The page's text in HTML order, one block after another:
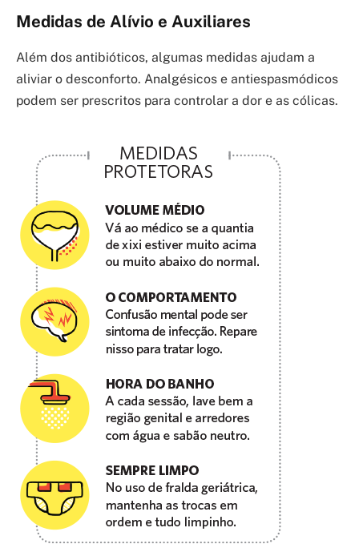
Medidas de Alívio e Auxiliares
Além dos antibióticos, algumas medidas ajudam a
aliviar o desconforto. Analgésicos e antiespasmódicos
podem ser prescritos para controlar a dor e as cólicas.